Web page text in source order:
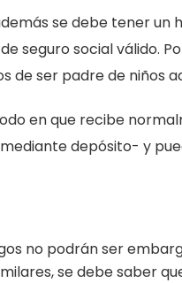
se debe tener un
seguro social válido.
de ser padre de niños
en que recibe
depósito- y
no podrán ser
se debe saber